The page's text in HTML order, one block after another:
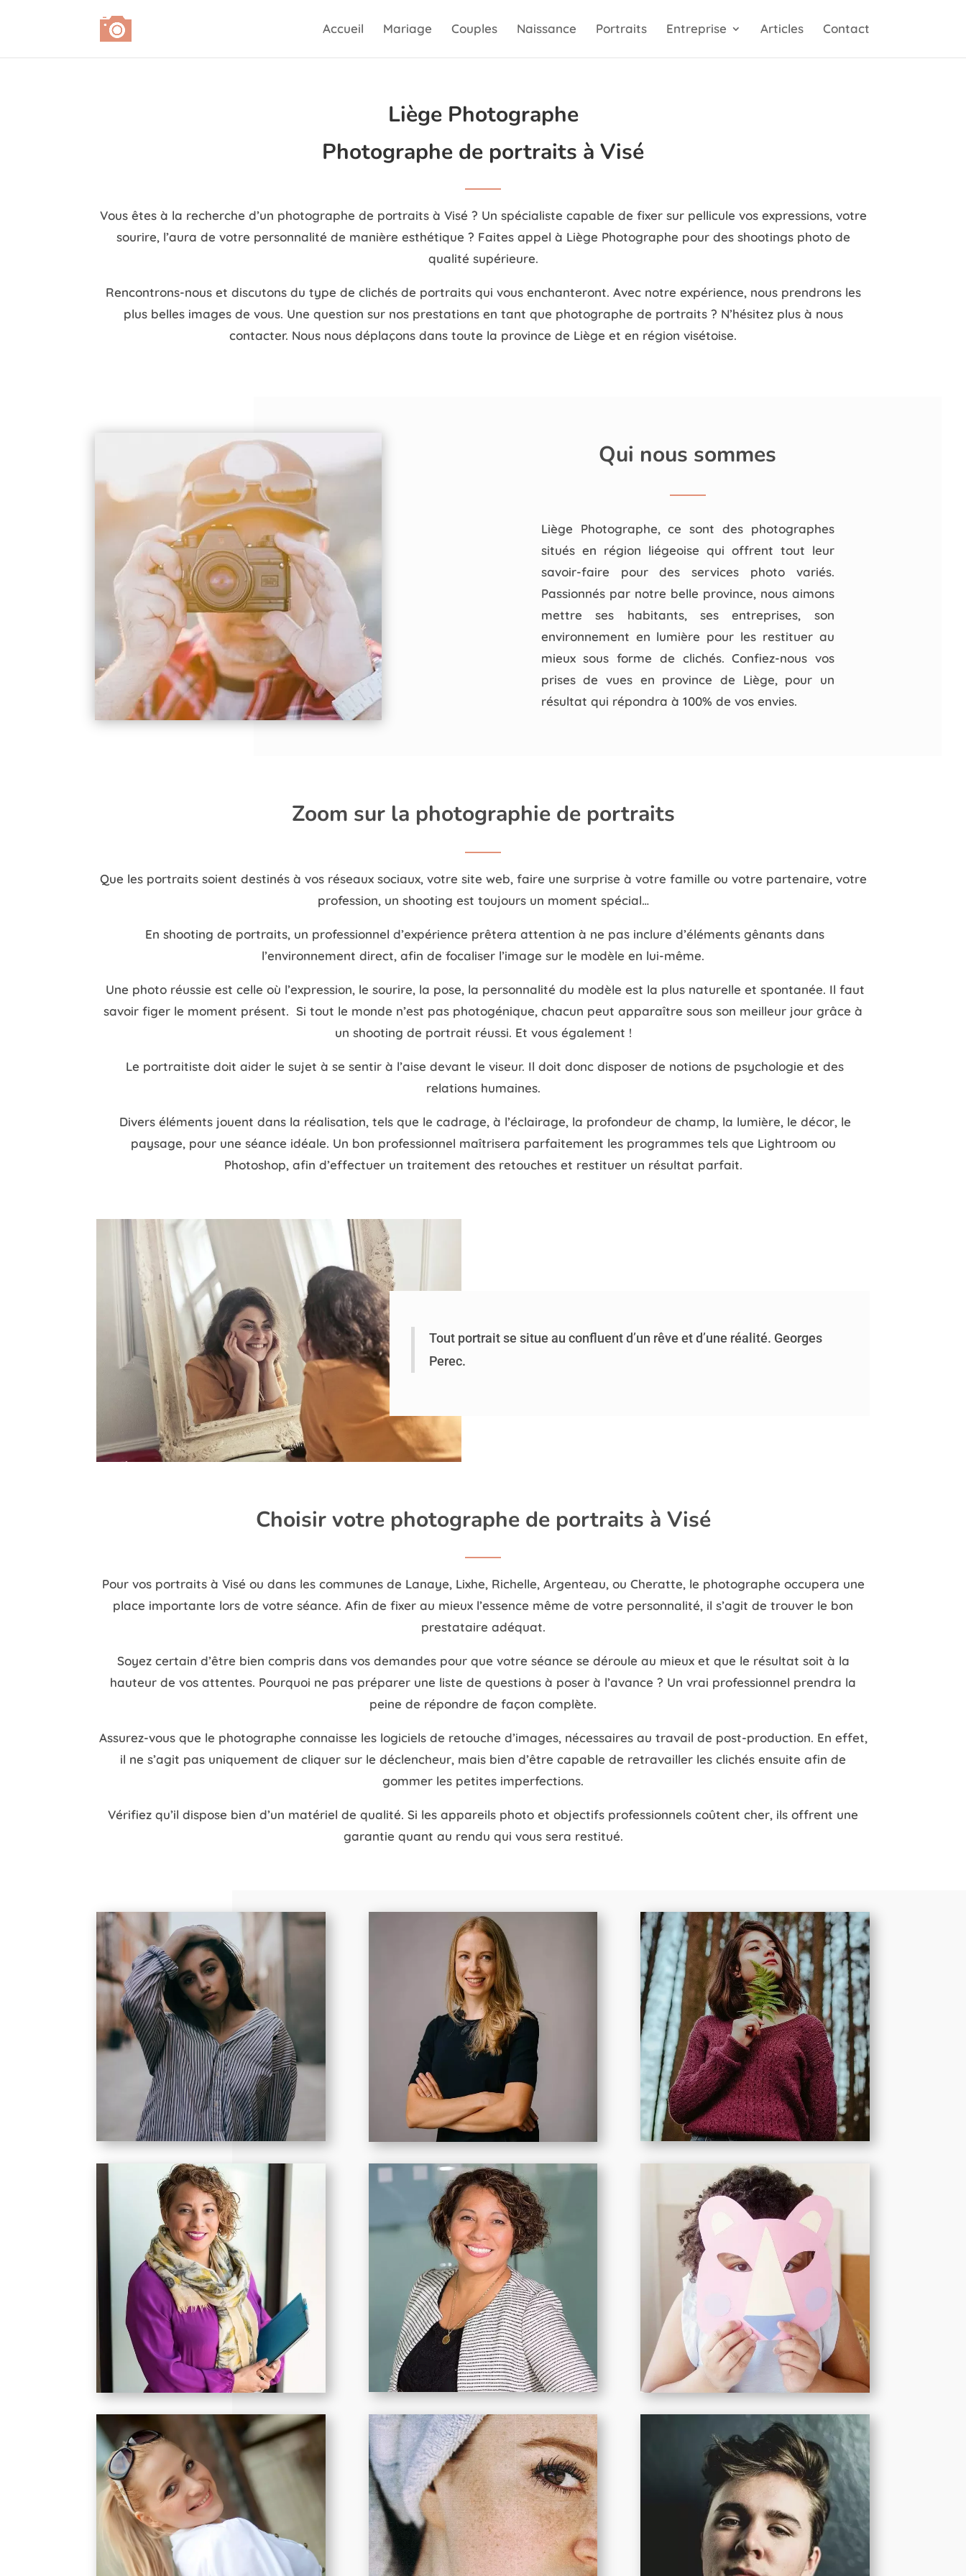
Accueil Mariage Couples Naissance Portraits Entreprise Articles Contact
Liège Photographe
Photographe de portraits à Visé
Vous êtes à la recherche d’un photographe de portraits à Visé ? Un spécialiste capable de fixer sur pellicule vos expressions, votre
sourire, l’aura de votre personnalité de manière esthétique ? Faites appel à Liège Photographe pour des shootings photo de
qualité supérieure.
Rencontrons-nous et discutons du type de clichés de portraits qui vous enchanteront. Avec notre expérience, nous prendrons les
plus belles images de vous. Une question sur nos prestations en tant que photographe de portraits ? N’hésitez plus à nous
contacter. Nous nous déplaçons dans toute la province de Liège et en région visétoise.
Qui nous sommes
Liège Photographe, ce sont des photographes
situés en région liégeoise qui offrent tout leur
savoir-faire pour des services photo variés.
Passionnés par notre belle province, nous aimons
mettre ses habitants, ses entreprises, son
environnement en lumière pour les restituer au
mieux sous forme de clichés. Confiez-nous vos
prises de vues en province de Liège, pour un
résultat qui répondra à 100% de vos envies.
Zoom sur la photographie de portraits
Que les portraits soient destinés à vos réseaux sociaux, votre site web, faire une surprise à votre famille ou votre partenaire, votre
profession, un shooting est toujours un moment spécial…
En shooting de portraits, un professionnel d’expérience prêtera attention à ne pas inclure d’éléments gênants dans
l’environnement direct, afin de focaliser l’image sur le modèle en lui-même.
Une photo réussie est celle où l’expression, le sourire, la pose, la personnalité du modèle est la plus naturelle et spontanée. Il faut
savoir figer le moment présent. Si tout le monde n’est pas photogénique, chacun peut apparaître sous son meilleur jour grâce à
un shooting de portrait réussi. Et vous également !
Le portraitiste doit aider le sujet à se sentir à l’aise devant le viseur. Il doit donc disposer de notions de psychologie et des
relations humaines.
Divers éléments jouent dans la réalisation, tels que le cadrage, à l’éclairage, la profondeur de champ, la lumière, le décor, le
paysage, pour une séance idéale. Un bon professionnel maîtrisera parfaitement les programmes tels que Lightroom ou
Photoshop, afin d’effectuer un traitement des retouches et restituer un résultat parfait.
Tout portrait se situe au confluent d’un rêve et d’une réalité. Georges
Perec.
Choisir votre photographe de portraits à Visé
Pour vos portraits à Visé ou dans les communes de Lanaye, Lixhe, Richelle, Argenteau, ou Cheratte, le photographe occupera une
place importante lors de votre séance. Afin de fixer au mieux l’essence même de votre personnalité, il s’agit de trouver le bon
prestataire adéquat.
Soyez certain d’être bien compris dans vos demandes pour que votre séance se déroule au mieux et que le résultat soit à la
hauteur de vos attentes. Pourquoi ne pas préparer une liste de questions à poser à l’avance ? Un vrai professionnel prendra la
peine de répondre de façon complète.
Assurez-vous que le photographe connaisse les logiciels de retouche d’images, nécessaires au travail de post-production. En effet,
il ne s’agit pas uniquement de cliquer sur le déclencheur, mais bien d’être capable de retravailler les clichés ensuite afin de
gommer les petites imperfections.
Vérifiez qu’il dispose bien d’un matériel de qualité. Si les appareils photo et objectifs professionnels coûtent cher, ils offrent une
garantie quant au rendu qui vous sera restitué.